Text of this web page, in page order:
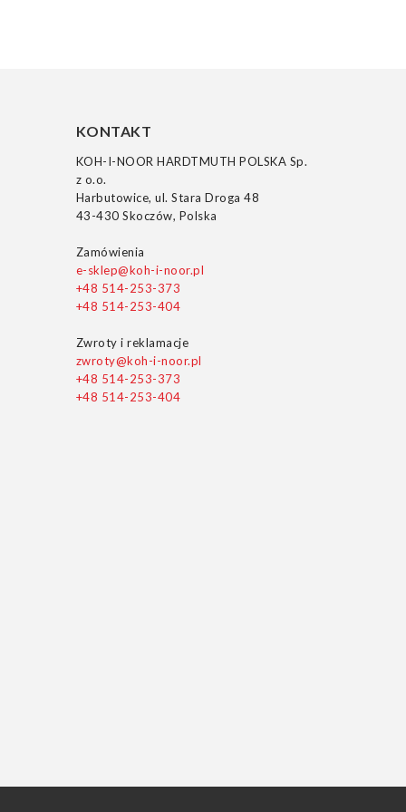
KONTAKT
KOH-I-NOOR HARDTMUTH POLSKA Sp.
z o.o.
Harbutowice, ul. Stara Droga 48
43-430 Skoczów, Polska
Zamówienia
e-sklep@koh-i-noor.pl
+48 514-253-373
+48 514-253-404
Zwroty i reklamacje
zwroty@koh-i-noor.pl
+48 514-253-373
+48 514-253-404